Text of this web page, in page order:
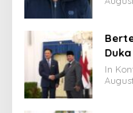
In